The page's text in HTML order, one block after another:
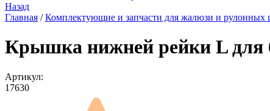
Назад
Главная / Комплектующие и запчасти для жалюзи и рулонных
Крышка нижней рейки L для
Артикул:
17630